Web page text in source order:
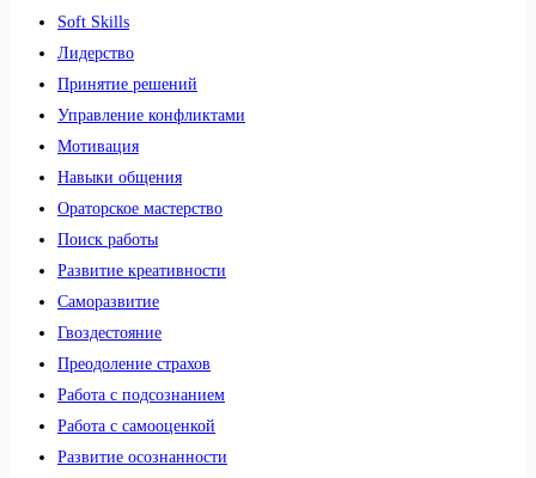
Soft Skills
Лидерство
Принятие решений
Управление конфликтами
Мотивация
Навыки общения
Ораторское мастерство
Поиск работы
Развитие креативности
Саморазвитие
Гвоздестояние
Преодоление страхов
Работа с подсознанием
Работа с самооценкой
Развитие осознанности